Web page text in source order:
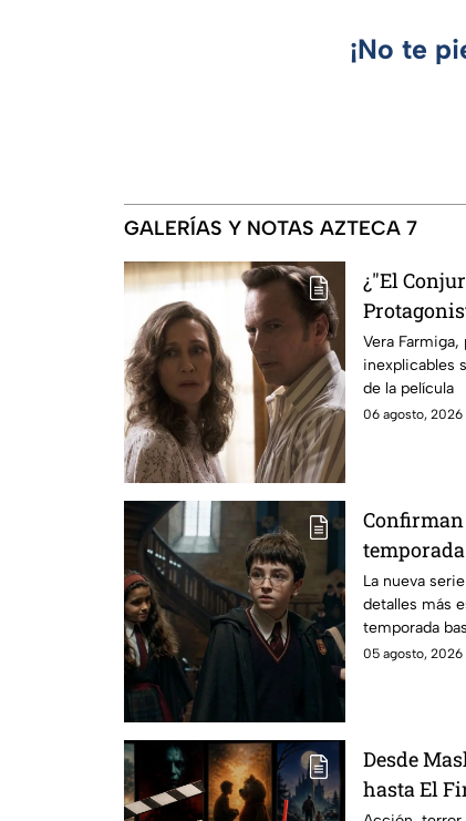
¡No te
GALERÍAS Y NOTAS AZTECA 7
¿"El
señales
grabación
Vera
inexplicables
de la película
06 agosto, 2026
La nueva
detalles más
temporada
05 agosto, 2026
Desde
hasta El